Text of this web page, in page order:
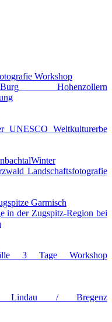
Hohenzollern
UNESCO Weltkulturerbe
Landschaftsfotografie
in der Zugspitz-Region bei
3 Tage Workshop
/ Lindau / Bregenz